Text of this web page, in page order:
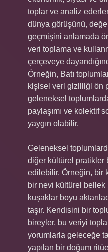
toplar ve analiz
dünya görüşünü,
geçmişini anlamada
veri toplama ve
çerçeveye
Örneğin, Batı
kişisel veri gizliliği ön
geleneksel
paylaşımı ve kolektif
yaygın olabilir.
Geleneksel
diğer kültürel pratikler
edilebilir. Örneğin, bir
bir nevi kültürel bellek
kuşaklar boyu
taşır. Kendisini bir
bireyler, bu veriyi
yorumlarla geleceğe
yapılan bir doğum